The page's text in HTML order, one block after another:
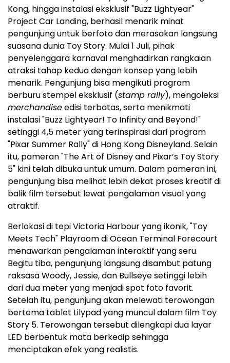
Kong, hingga instalasi eksklusif "Buzz Lightyear"
Project Car Landing, berhasil menarik minat
pengunjung untuk berfoto dan merasakan langsung
suasana dunia Toy Story. Mulai 1 Juli, pihak
penyelenggara karnaval menghadirkan rangkaian
atraksi tahap kedua dengan konsep yang lebih
menarik. Pengunjung bisa mengikuti program
berburu stempel eksklusif (stamp rally), mengoleksi
merchandiseedisi terbatas, serta menikmati
instalasi "Buzz Lightyear! To Infinity and Beyond!"
setinggi 4,5 meter yang terinspirasi dari program
"Pixar Summer Rally" di Hong Kong Disneyland. Selain
itu, pameran "The Art of Disney and Pixar’s Toy Story
5" kini telah dibuka untuk umum. Dalam pameran ini,
pengunjung bisa melihat lebih dekat proses kreatif di
balik film tersebut lewat pengalaman visual yang
atraktif.
Berlokasi di tepi Victoria Harbour yang ikonik, "Toy
Meets Tech" Playroom di Ocean Terminal Forecourt
menawarkan pengalaman interaktif yang seru.
Begitu tiba, pengunjung langsung disambut patung
raksasa Woody, Jessie, dan Bullseye setinggi lebih
dari dua meter yang menjadi spot foto favorit.
Setelah itu, pengunjung akan melewati terowongan
bertema tablet Lilypad yang muncul dalam film Toy
Story 5. Terowongan tersebut dilengkapi dua layar
LED berbentuk mata berkedip sehingga
menciptakan efek yang realistis.